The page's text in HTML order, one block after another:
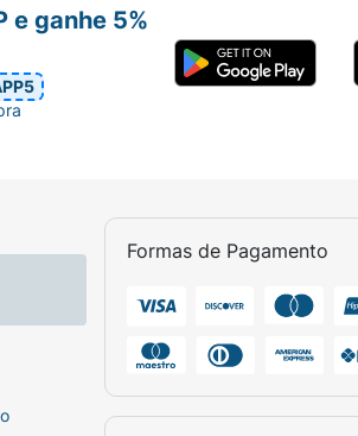
Formas de Pagamento
e ganhe 5%